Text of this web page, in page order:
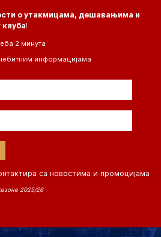
о утакмицама, дешавањима и
!
2 минута
информацијама
са новостима и промоцијама
2025/26